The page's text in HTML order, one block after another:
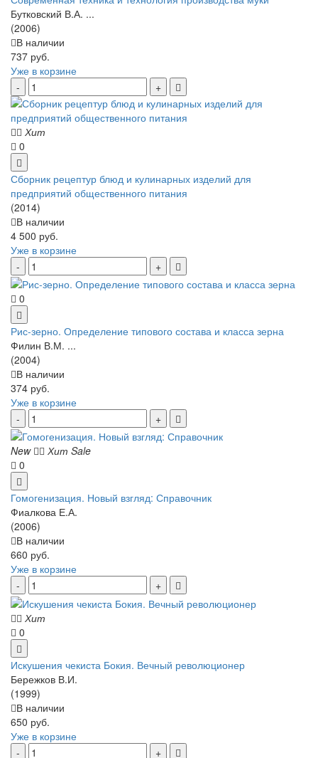
Бутковский В.А. ...
(2006)
В наличии
737 руб.
Уже в корзине
Хит
0
Сборник рецептур блюд и кулинарных изделий для
предприятий общественного питания
(2014)
В наличии
4 500 руб.
Уже в корзине
0
Рис-зерно. Определение типового состава и класса зерна
Филин В.М. ...
(2004)
В наличии
374 руб.
Уже в корзине
New Хит Sale
0
Гомогенизация. Новый взгляд: Справочник
Фиалкова Е.А.
(2006)
В наличии
660 руб.
Уже в корзине
Хит
0
Искушения чекиста Бокия. Вечный революционер
Бережков В.И.
(1999)
В наличии
650 руб.
Уже в корзине